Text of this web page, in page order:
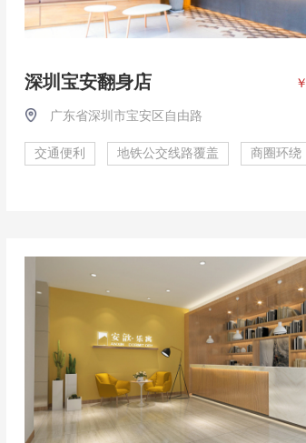
深圳宝安翻身店 ￥
广东省深圳市宝安区自由路
交通便利 地铁公交线路覆盖 商圈环绕